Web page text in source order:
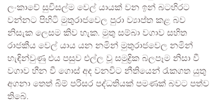
ලංකාවේ සුවිසල්ම වෙල් යායක් වන ඉන් බටහිරට
වන්නට පිහිටි මුතුරාජවෙල පුරා ව්‍යාප්ත කළ බව
නිසැක ලෙසම කිව හැක. මුතු සම්බා වගාව සහිත
රාජකීය වෙල් යාය යන නමින් මුතුරාජවෙල නමින්
හැඳින්වුණු එය පසුව එල්ල වූ සමුද්‍රික බලපෑම නිසා වී
වගාව හීන වී ගොස් අද වනවිට නීතියෙන් රැකගත යුතු
අගනා තෙත් බිම් පරිසර පද්ධතියක් පමණක් බවට පත්ව
තිබේ.